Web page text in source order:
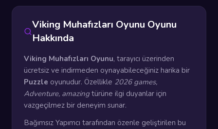
Viking Muhafızları Oyunu Oyunu
Hakkında
Viking Muhafızları Oyunu, tarayıcı üzerinden
ücretsiz ve indirmeden oynayabileceğiniz harika bir
Puzzle oyunudur. Özellikle 2026 games,
Adventure, amazingtürüne ilgi duyanlar için
vazgeçilmez bir deneyim sunar.
Bağımsız Yapımcı tarafından özenle geliştirilen bu